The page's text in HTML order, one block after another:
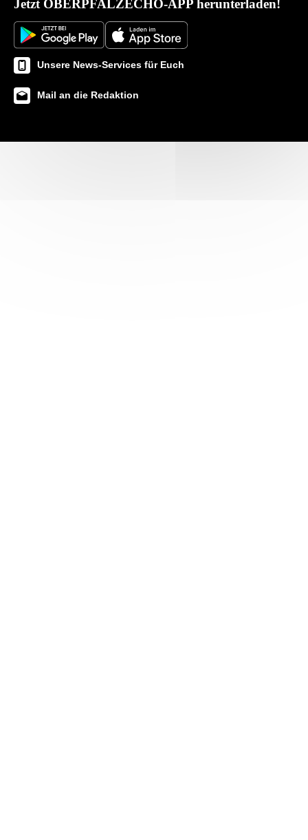
Jetzt OBERPFALZECHO-APP herunterladen!
Unsere News-Services für Euch
Mail an die Redaktion